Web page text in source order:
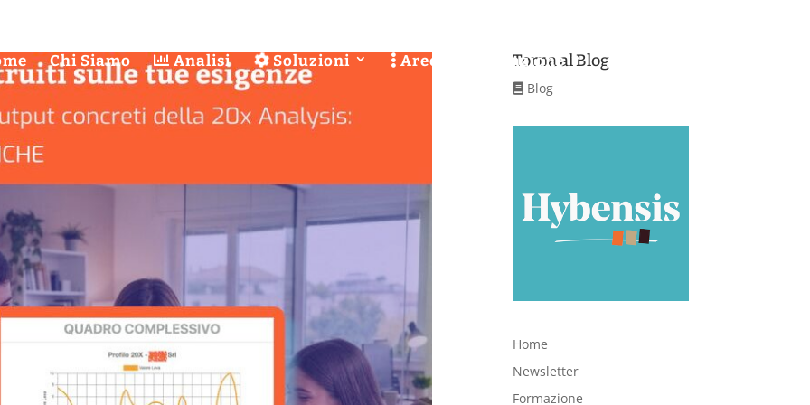
Chi Siamo Analisi Soluzioni Aree di applicazione
Torna al Blog
Blog
Home
Newsletter
Formazione